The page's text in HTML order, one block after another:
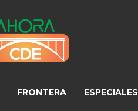
FRONTERA ESPECIALES